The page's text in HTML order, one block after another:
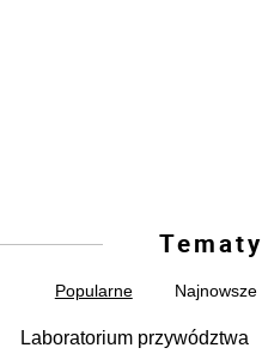
Tematy
Popularne Najnowsze
Laboratorium przywództwa